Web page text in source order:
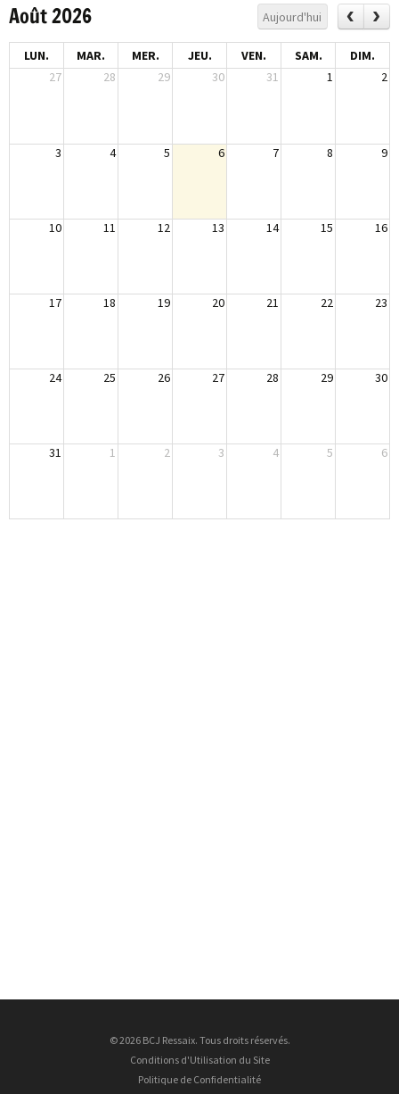
Août 2026 Aujourd'hui
LUN. MAR. MER. JEU. VEN. SAM.
DIM.
27
28 29 30 31 1 2
3 4 5 6 7 8 9
10 11 12 13 14 15 16
17 18 19 20 21 22 23
24 25 26 27 28 29 30
31 1 2 3 4 5 6
© 2026 BCJ Ressaix. Tous droits réservés.
Conditions d'Utilisation du Site
Politique de Confidentialité